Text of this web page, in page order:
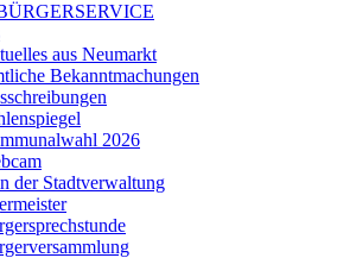
aus Neumarkt
Bekanntmachungen
2026
der Stadtverwaltung